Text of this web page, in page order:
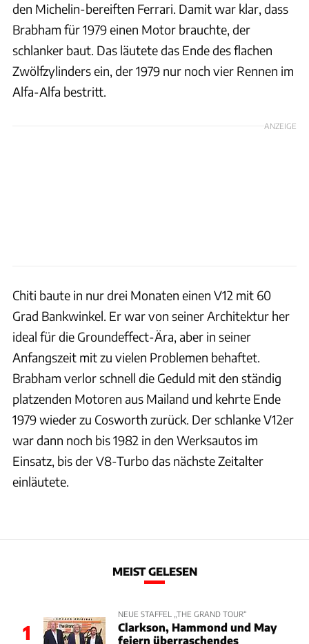
den Michelin-bereiften Ferrari. Damit war klar, dass
Brabham für 1979 einen Motor brauchte, der
schlanker baut. Das läutete das Ende des flachen
Zwölfzylinders ein, der 1979 nur noch vier Rennen im
Alfa-Alfa bestritt.
ANZEIGE
Chiti baute in nur drei Monaten einen V12 mit 60
Grad Bankwinkel. Er war von seiner Architektur her
ideal für die Groundeffect-Ära, aber in seiner
Anfangszeit mit zu vielen Problemen behaftet.
Brabham verlor schnell die Geduld mit den ständig
platzenden Motoren aus Mailand und kehrte Ende
1979 wieder zu Cosworth zurück. Der schlanke V12er
war dann noch bis 1982 in den Werksautos im
Einsatz, bis der V8-Turbo das nächste Zeitalter
einläutete.
MEIST GELESEN
1
NEUE STAFFEL „THE GRAND TOUR“
Clarkson, Hammond und May
feiern überraschendes